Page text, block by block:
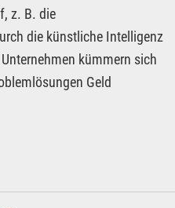
z. B. die
die künstliche Intelligenz
kümmern sich
Geld